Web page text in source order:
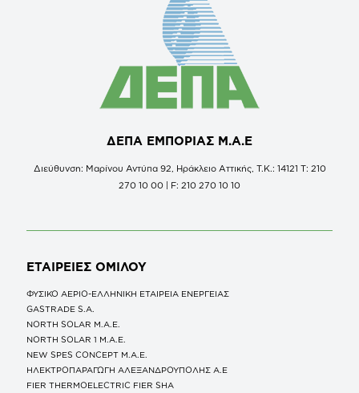
ΔΕΠΑ ΕΜΠΟΡΙΑΣ Μ.Α.Ε
Διεύθυνση: Μαρίνου Αντύπα 92, Ηράκλειο Αττικής, Τ.Κ.: 14121 Τ: 210
270 10 00 | F: 210 270 10 10
ΕΤΑΙΡΕΙΕΣ ΟΜΙΛΟΥ
ΦΥΣΙΚΟ ΑΕΡΙΟ-ΕΛΛΗΝΙΚΗ ΕΤΑΙΡΕΙΑ ΕΝΕΡΓΕΙΑΣ
GASTRADE S.A.
NORTH SOLAR M.Α.Ε.
NORTH SOLAR 1 M.Α.Ε.
NEW SPES CONCEPT Μ.Α.Ε.
ΗΛΕΚΤΡΟΠΑΡΑΓΩΓΗ ΑΛΕΞΑΝΔΡΟΥΠΟΛΗΣ A.E
FIER THERMOELECTRIC FIER SHA